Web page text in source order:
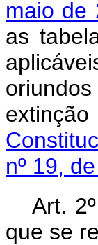
maio de
as
nº 19,
Art.
que se